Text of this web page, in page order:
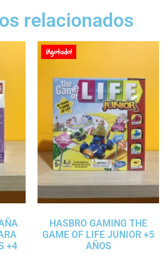
relacionados
+4
¡Agotado!
HASBRO GAMING THE
GAME OF LIFE JUNIOR +5
AÑOS